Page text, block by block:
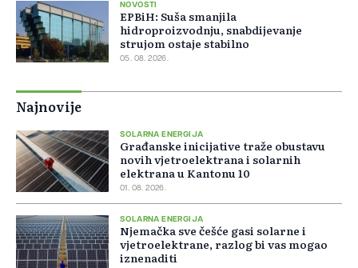
NOVOSTI
EPBiH: Suša smanjila
hidroproizvodnju, snabdijevanje
strujom ostaje stabilno
05. 08. 2026.
Najnovije
SOLARNA ENERGIJA
Građanske inicijative traže obustavu
novih vjetroelektrana i solarnih
elektrana u Kantonu 10
01. 08. 2026.
SOLARNA ENERGIJA
Njemačka sve češće gasi solarne i
vjetroelektrane, razlog bi vas mogao
iznenaditi